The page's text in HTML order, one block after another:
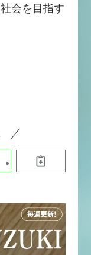
会を目指す